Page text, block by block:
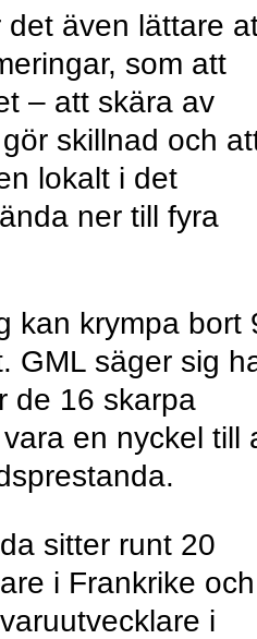
det även lättare
som att
– att skära av
skillnad och
lokalt i det
ner till fyra
kan krympa bort
GML säger sig
de 16 skarpa
en nyckel till
sitter runt 20
i Frankrike och
i